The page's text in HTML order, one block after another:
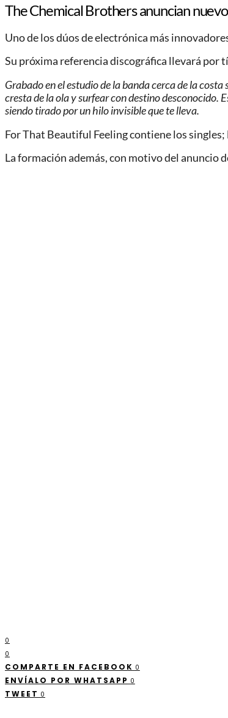
The Chemical Brothers anuncian
Uno de los dúos de electrónica más
Su próxima referencia discográfica llevará por
Grabado en el estudio de la banda cerca de la
cresta de la ola y surfear con destino desconocido.
siendo tirado por un hilo invisible que te lleva.
For That Beautiful Feeling contiene los
La formación además, con motivo del anuncio
0
0
COMPARTE EN FACEBOOK 0
ENVÍALO POR WHATSAPP 0
TWEET 0